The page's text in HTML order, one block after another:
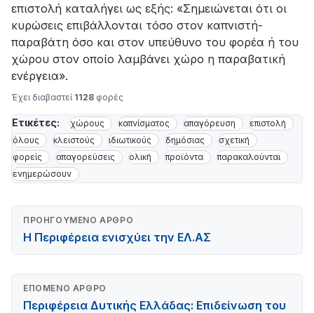
επιστολή καταλήγει ως εξής: «Σημειώνεται ότι οι
κυρώσεις επιβάλλονται τόσο στον καπνιστή-
παραβάτη όσο και στον υπεύθυνο του φορέα ή του
χώρου στον οποίο λαμβάνει χώρο η παραβατική
ενέργεια».
Έχει διαβαστεί 1128 φορές
Ετικέτες: χώρους καπνίσματος απαγόρευση
επιστολή
όλους
κλειστούς ιδιωτικούς δημόσιας
σχετική
φορείς
απαγορεύσεις ολική προϊόντα
παρακαλούνται
ενημερώσουν
ΠΡΟΗΓΟΎΜΕΝΟ ΆΡΘΡΟ
Η Περιφέρεια ενισχύει την ΕΛ.ΑΣ
ΕΠΌΜΕΝΟ ΆΡΘΡΟ
Περιφέρεια Δυτικής Ελλάδας: Επιδείνωση του